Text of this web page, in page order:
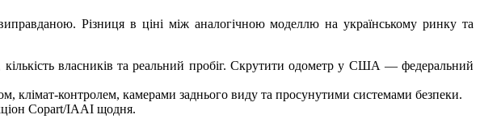
Різниця в ціні між аналогічною моделлю на українському ринку та
власників та реальний пробіг. Скрутити одометр у США — федеральний
клімат-контролем, камерами заднього виду та просунутими системами безпеки.
Copart/IAAI щодня.